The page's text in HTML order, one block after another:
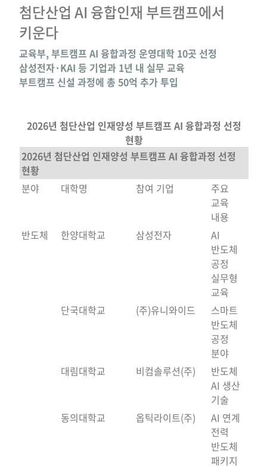
첨단산업 AI 융합인재 부트캠프에서
키운다
교육부, 부트캠프 AI 융합과정 운영대학 10곳 선정
삼성전자·KAI 등 기업과 1년 내 실무 교육
부트캠프 신설 과정에 총 50억 추가 투입
2026년 첨단산업 인재양성 부트캠프 AI 융합과정 선정
현황
2026년 첨단산업 인재양성 부트캠프 AI 융합과정 선정
현황
분야
대학명 참여 기업
주요
교육
내용
반도체
한양대학교 삼성전자
AI
반도체
공정
실무형
교육
단국대학교
(주)유니와이드
스마트
반도체
공정
분야
대림대학교
비컴솔루션(주)
반도체
AI 생산
기술
동의대학교
옵틱라이트(주)
AI 연계
전력
반도체
패키지